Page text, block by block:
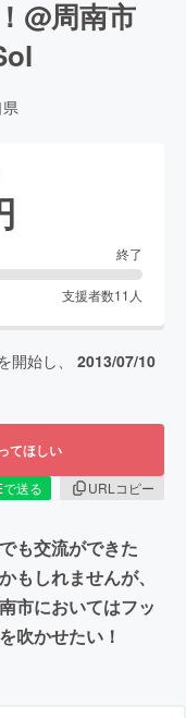
@周南市
終了
支援者数11 人
開始し、 2013/07/10
てほしい
送る
URLコピー
も交流ができた
もしれませんが、
市においてはフッ
吹かせたい！